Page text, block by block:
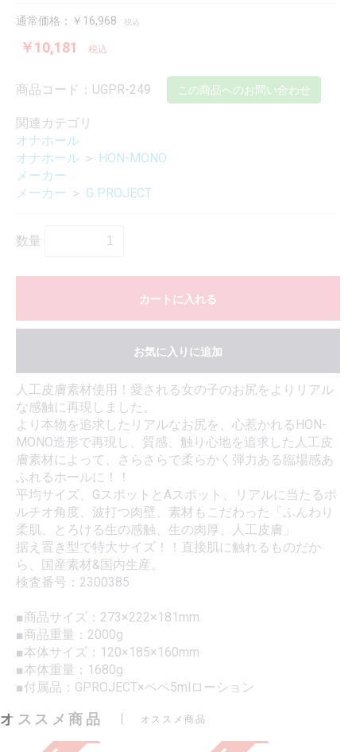
通常価格：￥16,968 税込
￥10,181 税込
商品コード：UGPR-249 この商品へのお問い合わせ
関連カテゴリ
オナホール
オナホール ＞ HON-MONO
メーカー
メーカー ＞ G PROJECT
数量
カートに入れる
お気に入りに追加
人工皮膚素材使用！愛される女の子のお尻をよりリアル
な感触に再現しました。
より本物を追求したリアルなお尻を、心惹かれるHON-
MONO造形で再現し、質感、触り心地を追求した人工皮
膚素材によって、さらさらで柔らかく弾力ある臨場感あ
ふれるホールに！！
平均サイズ、GスポットとAスポット、リアルに当たるポ
ルチオ角度、波打つ肉壁、素材もこだわった「ふんわり
柔肌、とろける生の感触、生の肉厚、人工皮膚」
据え置き型で特大サイズ！！直接肌に触れるものだか
ら、国産素材&国内生産。
検査番号：2300385
■商品サイズ：273×222×181mm
■商品重量：2000g
■本体サイズ：120×185×160mm
■本体重量：1680g
■付属品：GPROJECT×ペペ5mlローション
オススメ商品 オススメ商品